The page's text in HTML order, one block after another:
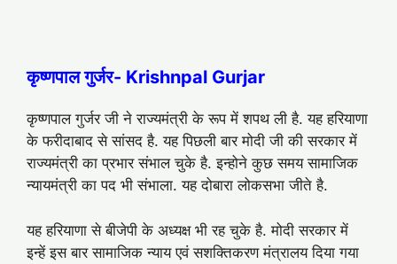
कृष्णपाल गुर्जर- Krishnpal Gurjar
कृष्णपाल गुर्जर जी ने राज्यमंत्री के रूप में शपथ ली है. यह हरियाणा
के फरीदाबाद से सांसद है. यह पिछली बार मोदी जी की सरकार में
राज्यमंत्री का प्रभार संभाल चुके है. इन्होने कुछ समय सामाजिक
न्यायमंत्री का पद भी संभाला. यह दोबारा लोकसभा जीते है.
यह हरियाणा से बीजेपी के अध्यक्ष भी रह चुके है. मोदी सरकार में
इन्हें इस बार सामाजिक न्याय एवं सशक्तिकरण मंत्रालय दिया गया